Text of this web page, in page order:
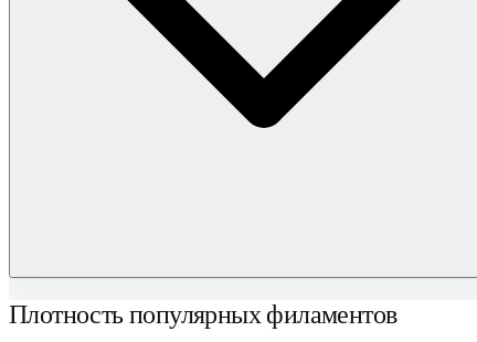
Плотность популярных филаментов